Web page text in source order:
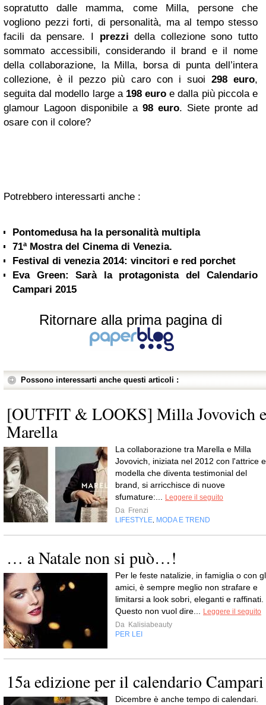
sopratutto dalle mamma, come Milla, persone che
vogliono pezzi forti, di personalità, ma al tempo stesso
facili da pensare. I prezzi della collezione sono tutto
sommato accessibili, considerando il brand e il nome
della collaborazione, la Milla, borsa di punta dell’intera
collezione, è il pezzo più caro con i suoi 298 euro,
seguita dal modello large a 198 euro e dalla più piccola e
glamour Lagoon disponibile a 98 euro. Siete pronte ad
osare con il colore?
Potrebbero interessarti anche :
Pontomedusa ha la personalità multipla
71ª Mostra del Cinema di Venezia.
Festival di venezia 2014: vincitori e red porchet
Eva Green: Sarà la protagonista del Calendario
Campari 2015
Ritornare alla prima pagina di
Possono interessarti anche questi articoli :
[OUTFIT & LOOKS] Milla Jovovich e
Marella
La collaborazione tra Marella e Milla
Jovovich, iniziata nel 2012 con l'attrice e
modella che diventa testimonial del
brand, si arricchisce di nuove
sfumature:... Leggere il seguito
Da Frenzi
LIFESTYLE, MODA E TREND
… a Natale non si può…!
Per le feste natalizie, in famiglia o con
amici, è sempre meglio non strafare e
limitarsi a look sobri, eleganti e raffinati.
Questo non vuol dire... Leggere il seguito
Da Kalisiabeauty
PER LEI
15a edizione per il calendario Campari
Dicembre è anche tempo di